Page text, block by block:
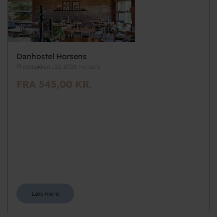
Danhostel Horsens
Flintebakken 150, 8700 Horsens
FRA 545,00 KR.
Læs mere